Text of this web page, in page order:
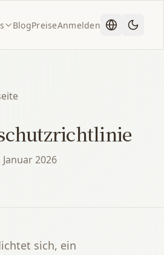
BlogPreiseAnmelden
2026
sich, ein